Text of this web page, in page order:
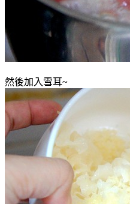
然後加入雪耳~